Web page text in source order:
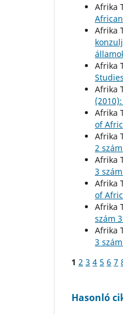
Afrika
Afrika
Afrika
Afrika
Afrika
of
Afrika
2
Afrika
3
Afrika
of
Afrika
szám
Afrika
3
1 2 3 4 5 6 7
Hasonló